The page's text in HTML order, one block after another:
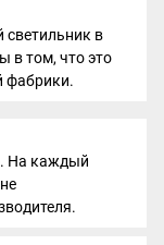
в
в том, что это
фабрики.
На каждый